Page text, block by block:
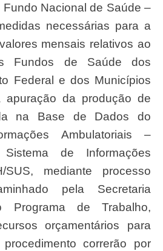
Nacional de Saúde –
necessárias para a
mensais relativos ao
Fundos de Saúde dos
Federal e dos Municípios
da produção de
na Base de Dados do
Ambulatoriais –
de Informações
mediante processo
pela Secretaria
Programa de Trabalho,
orçamentários para
correrão por